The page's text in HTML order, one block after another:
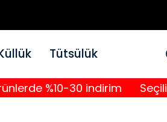
Tütsülük
%10-30 indirim Seçili